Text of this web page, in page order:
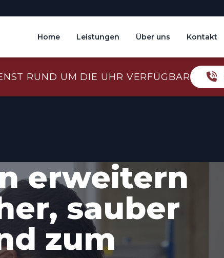
Home Leistungen Über uns Kontakt
RUND UM DIE UHR VERFÜGBAR
erweitern
sauber
zum